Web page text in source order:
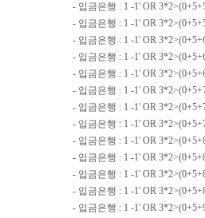
- 입금은행 : 1 -1' OR
- 입금은행 : 1 -1' OR
- 입금은행 : 1 -1' OR
- 입금은행 : 1 -1' OR
- 입금은행 : 1 -1' OR
- 입금은행 : 1 -1' OR
- 입금은행 : 1 -1' OR
- 입금은행 : 1 -1' OR
- 입금은행 : 1 -1' OR
- 입금은행 : 1 -1' OR
- 입금은행 : 1 -1' OR
- 입금은행 : 1 -1' OR
- 입금은행 : 1 -1' OR